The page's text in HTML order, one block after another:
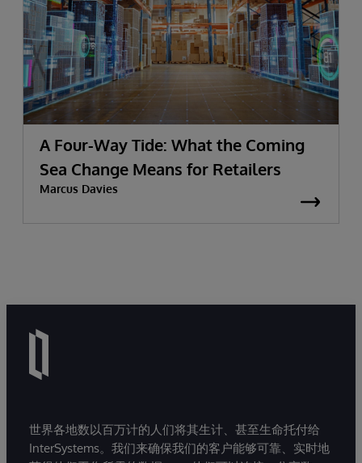
A Four-Way Tide: What the Coming
Sea Change Means for Retailers
Marcus Davies
世界各地数以百万计的人们将其生计、甚至生命托付给
InterSystems。我们来确保我们的客户能够可靠、实时地